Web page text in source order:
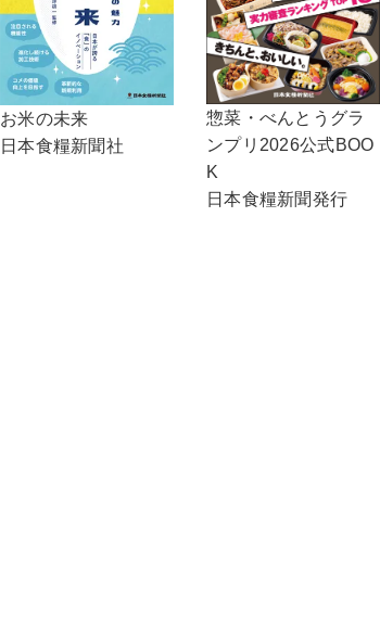
お米の未来
日本食糧新聞社
惣菜・べんとうグラ
ンプリ2026公式BOO
K
日本食糧新聞発行